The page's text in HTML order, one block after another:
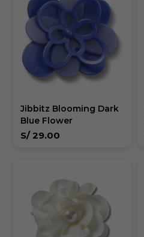
Jibbitz Blooming Dark
Blue Flower
S/ 29.00